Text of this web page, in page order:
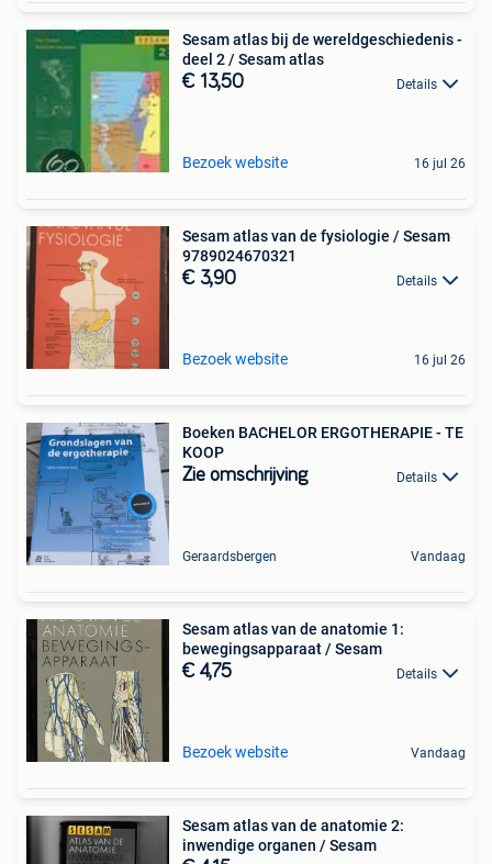
Sesam atlas bij de wereldgeschiedenis -
deel 2 / Sesam atlas
€ 13,50 Details
Bezoek website 16 jul 26
Sesam atlas van de fysiologie / Sesam
9789024670321
€ 3,90 Details
Bezoek website 16 jul 26
Boeken BACHELOR ERGOTHERAPIE - TE
KOOP
Zie omschrijving Details
Geraardsbergen Vandaag
Sesam atlas van de anatomie 1:
bewegingsapparaat / Sesam
€ 4,75 Details
Bezoek website Vandaag
Sesam atlas van de anatomie 2:
inwendige organen / Sesam